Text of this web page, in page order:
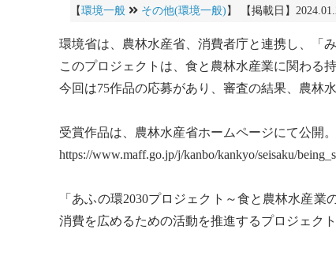
【環境一般 その他(環境一般) 】 【掲載日】
環境省は、農林水産省、消費者庁と連携し、「
このプロジェクトは、食と農林水産業に関わる
今回は75作品の応募があり、審査の結果、農林
受賞作品は、農林水産省ホームページにて公開。
https://www.maff.go.jp/j/kanbo/kankyo/seisaku/
「あふの環2030プロジェクト～食と農林水産
消費を広めるための活動を推進するプロジェク